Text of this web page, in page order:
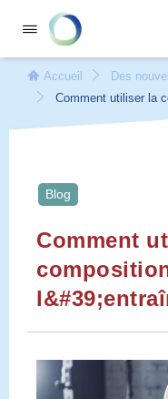
Accueil Des
Comment utiliser la
ion corporelle pour
Blog
Comment